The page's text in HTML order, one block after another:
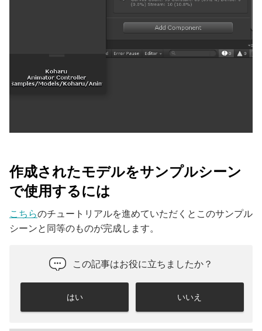
作成されたモデルをサンプルシーン
で使用するには
こちらのチュートリアルを進めていただくとこのサンプル
シーンと同等のものが完成します。
この記事はお役に立ちましたか？
はい いいえ